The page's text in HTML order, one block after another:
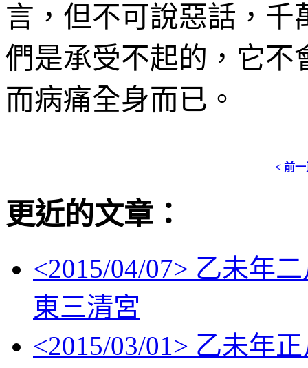
言，但不可說惡話，千
們是承受不起的，它不
而病痛全身而已。
< 前一
更近的文章：
<2015/04/07> 乙未年
東三清宮
<2015/03/01> 乙未年